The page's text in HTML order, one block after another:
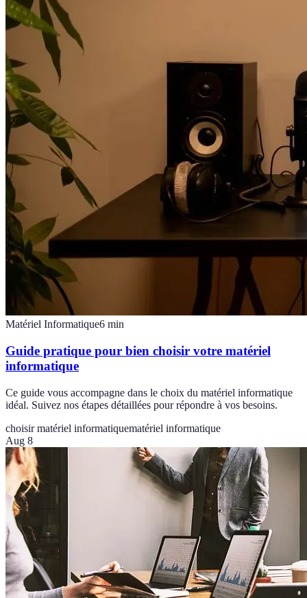
Matériel Informatique6 min
Guide pratique pour bien choisir votre matériel
informatique
Ce guide vous accompagne dans le choix du matériel informatique
idéal. Suivez nos étapes détaillées pour répondre à vos besoins.
choisir matériel informatiquematériel informatique
Aug 8